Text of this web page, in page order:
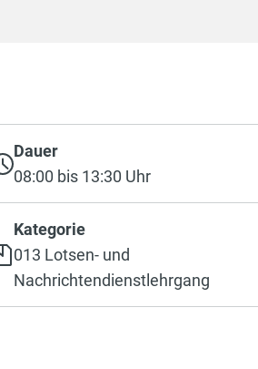
Dauer
08:00 bis 13:30 Uhr
Kategorie
013 Lotsen- und
Nachrichtendienstlehrgang